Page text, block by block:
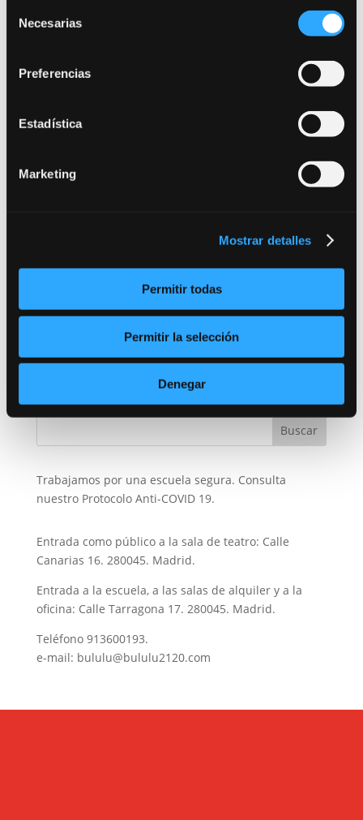
Necesarias
Preferencias
Estadística
Marketing
Mostrar detalles
Permitir todas
Permitir la selección
Denegar
2005: Intérprete de Fados en la
2005: Semifinalista del
“Festival do Landro 2005”
Popular”
“El por qué
de las cosas”
en Santiago de Compostela y Lugo.
Ingles: Nivel medio Hablado y Escrito
Volver a Alumnos
Trabajamos por una escuela segura. Consulta
nuestro Protocolo Anti-COVID 19.
Entrada como público a la sala de teatro: Calle
Canarias 16. 280045. Madrid.
Entrada a la escuela, a las salas de alquiler y a la
oficina: Calle Tarragona 17. 280045. Madrid.
Teléfono 913600193.
e-mail: bululu@bululu2120.com